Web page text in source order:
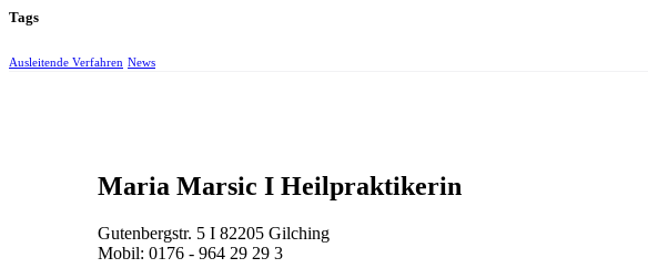
Tags
Ausleitende Verfahren News
Maria Marsic I Heilpraktikerin
Gutenbergstr. 5 I 82205 Gilching
Mobil: 0176 - 964 29 29 3